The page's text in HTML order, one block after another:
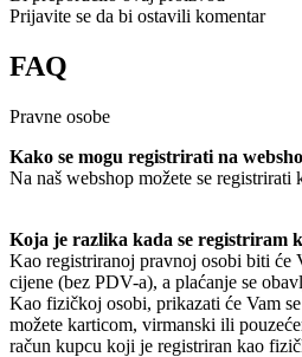
Prijavite se da bi ostavili komentar
FAQ
Pravne osobe
Kako se mogu registrirati na
Na naš webshop možete se
Koja je razlika kada se registriram
Kao registriranoj pravnoj osobi biti će
cijene (bez PDV-a), a plaćanje se
Kao fizičkoj osobi, prikazati će Vam
možete karticom, virmanski ili
račun kupcu koji je registriran kao